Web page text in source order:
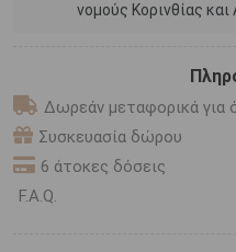
νομούς Κορινθίας
Δωρεάν μεταφορικά για
Συσκευασία δώρου
6 άτοκες δόσεις
F.A.Q.